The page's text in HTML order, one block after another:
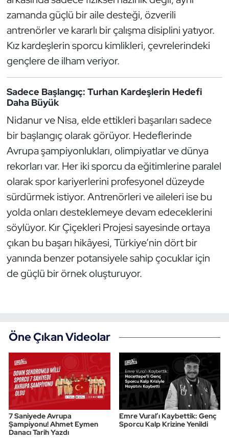
zamanda güçlü bir aile desteği, özverili
antrenörler ve kararlı bir çalışma disiplini yatıyor.
Kız kardeşlerin sporcu kimlikleri, çevrelerindeki
gençlere de ilham veriyor.
Sadece Başlangıç: Turhan Kardeşlerin Hedefi
Daha Büyük
Nidanur ve Nisa, elde ettikleri başarıları sadece
bir başlangıç olarak görüyor. Hedeflerinde
Avrupa şampiyonlukları, olimpiyatlar ve dünya
rekorları var. Her iki sporcu da eğitimlerine paralel
olarak spor kariyerlerini profesyonel düzeyde
sürdürmek istiyor. Antrenörleri ve aileleri ise bu
yolda onları desteklemeye devam edeceklerini
söylüyor. Kır Çiçekleri Projesi sayesinde ortaya
çıkan bu başarı hikâyesi, Türkiye’nin dört bir
yanında benzer potansiyele sahip çocuklar için
de güçlü bir örnek oluşturuyor.
Öne Çıkan Videolar
7 Saniyede Avrupa
Şampiyonu! Ahmet Eymen
Danacı Tarih Yazdı
Emre Vural’ı Kaybettik: Genç
Sporcu Kalp Krizine Yenildi
Oryantiring
Özel Sporcular
Paralimpik
Ragbi
Satranç
Su Topu
Sualtı Sporları
Tekvando
Tenis
Triatlon
Voleybol
Yelken
Yüzme